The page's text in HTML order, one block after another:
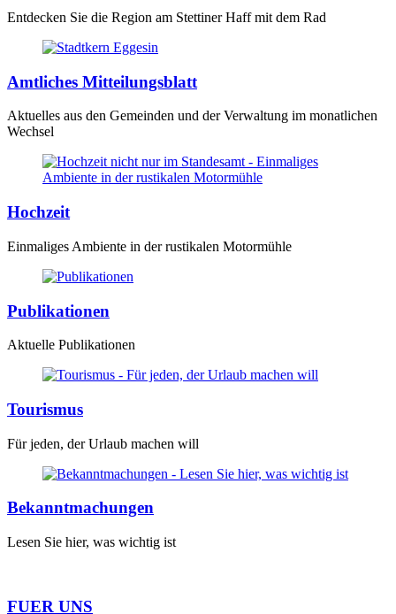
Entdecken Sie die Region am Stettiner Haff mit dem Rad
Amtliches Mitteilungsblatt
Aktuelles aus den Gemeinden und der Verwaltung im monatlichen
Wechsel
Hochzeit
Einmaliges Ambiente in der rustikalen Motormühle
Publikationen
Aktuelle Publikationen
Tourismus
Für jeden, der Urlaub machen will
Bekanntmachungen
Lesen Sie hier, was wichtig ist
FUER UNS